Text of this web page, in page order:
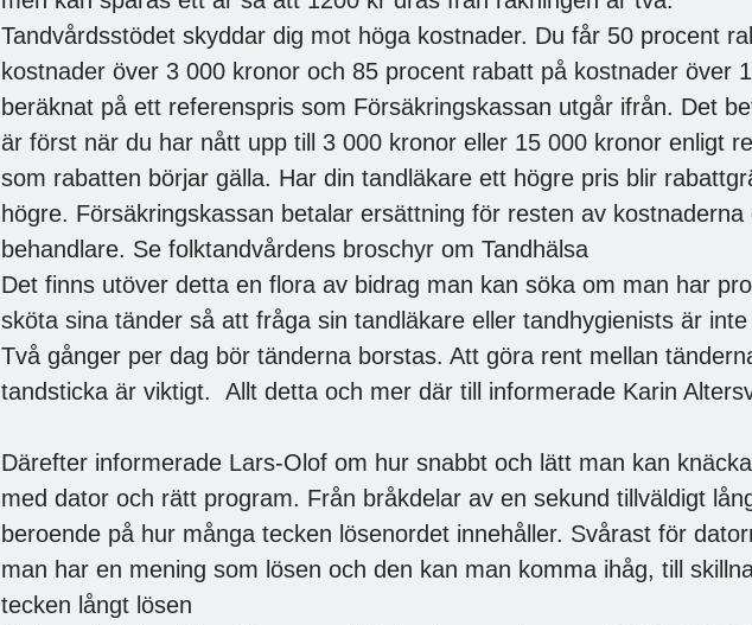
Tandvårdsstödet skyddar dig mot höga kostnader. Du får 50 procent
kostnader över 3 000 kronor och 85 procent rabatt på kostnader över
beräknat på ett referenspris som Försäkringskassan utgår ifrån. Det
är först när du har nått upp till 3 000 kronor eller 15 000 kronor enligt
som rabatten börjar gälla. Har din tandläkare ett högre pris blir
högre. Försäkringskassan betalar ersättning för resten av kostnaderna
behandlare. Se folktandvårdens broschyr om Tandhälsa
Det finns utöver detta en flora av bidrag man kan söka om man har
sköta sina tänder så att fråga sin tandläkare eller tandhygienists är inte
Två gånger per dag bör tänderna borstas. Att göra rent mellan
tandsticka är viktigt. Allt detta och mer där till informerade Karin
Därefter informerade Lars-Olof om hur snabbt och lätt man kan
med dator och rätt program. Från bråkdelar av en sekund tillväldigt
beroende på hur många tecken lösenordet innehåller. Svårast för
man har en mening som lösen och den kan man komma ihåg, till
tecken långt lösen